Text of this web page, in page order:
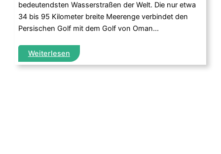
bedeutendsten Wasserstraßen der Welt. Die nur etwa
34 bis 95 Kilometer breite Meerenge verbindet den
Persischen Golf mit dem Golf von Oman…
Weiterlesen